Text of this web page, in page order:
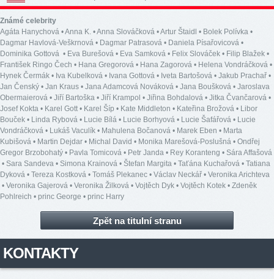
Známé celebrity
Agáta Hanychová •Anna K. •Anna Slováčková •Artur Štaidl • Bolek Polívka •
Dagmar Havlová-Veškrnová • Dagmar Patrasová • Daniela Písařovicová •
Dominika Gottová • Eva Burešová • Eva Samková • Felix Slováček • Filip Blažek •
František Ringo Čech • Hana Gregorová • Hana Zagorová • Helena Vondráčková •
Hynek Čermák • Iva Kubelková • Ivana Gottová • Iveta Bartošová • Jakub Prachař •
Jan Čenský • Jan Kraus • Jana Adamcová Nováková • Jana Boušková • Jaroslava
Obermaierová • Jiří Bartoška • Jiří Krampol • Jiřina Bohdalová • Jitka Čvančarová •
Josef Kokta • Karel Gott• Karel Šíp • Kate Middleton • Kateřina Brožová • Libor
Bouček • Linda Rybová • Lucie Bílá • Lucie Borhyová • Lucie Šafářová • Lucie
Vondráčková • Lukáš Vaculík • Mahulena Bočanová • Marek Eben • Marta
Kubišová • Martin Dejdar • Michal David • Monika Marešová-Poslušná • Ondřej
Gregor Brzobohatý • Pavla Tomicová • Petr Janda • Rey Koranteng • Sára Affašová
• Sara Sandeva • Simona Krainová • Štefan Margita • Taťána Kuchařová • Tatiana
Dyková • Tereza Kostková • Tomáš Plekanec • Václav Neckář • Veronika Arichteva
• Veronika Gajerová • Veronika Žilková • Vojtěch Dyk • Vojtěch Kotek • Zdeněk
Pohlreich • princ George • princ Harry
Zpět na titulní stranu
KONTAKTY